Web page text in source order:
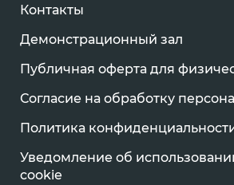
Контакты
Демонстрационный зал
Публичная оферта для
Согласие на обработку
Политика
Уведомление об
cookie